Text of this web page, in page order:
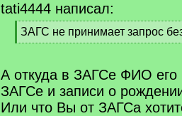
tati4444 написал:
[
q
ЗАГС не принимает запрос
[
q
]
А откуда в ЗАГСе ФИО его
ЗАГСе и записи о
Или что Вы от ЗАГСа